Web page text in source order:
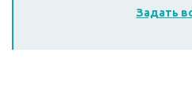
Задать